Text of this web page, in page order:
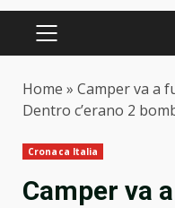
PRIMARY
Home » Camper va a
Dentro c’erano 2
Cronaca Italia
Camper va